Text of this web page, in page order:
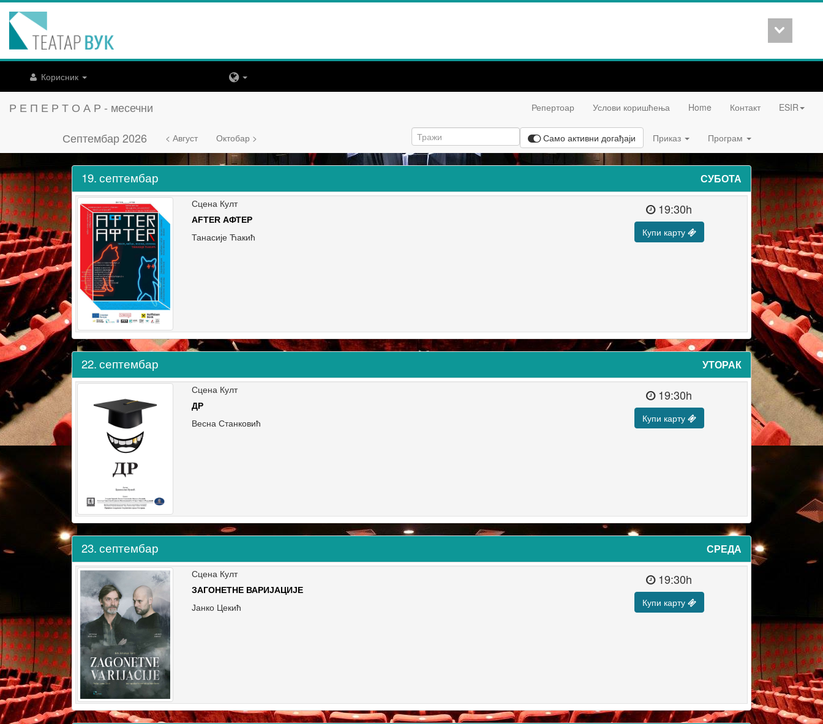
Корисник
Р Е П Е Р Т О А Р - месечни Репертоар Услови коришћења Home Контакт ESIR
Септембар 2026 < Август Октобар > Само активни догађаји Приказ Програм
19.септембар СУБОТА
Сцена Култ
AFTER АФТЕР
Танасије Ћакић
19:30h
Купи карту
22.септембар УТОРАК
Сцена Култ
ДР
Весна Станковић
19:30h
Купи карту
23.септембар СРЕДА
Сцена Култ
ЗАГОНЕТНЕ ВАРИЈАЦИЈЕ
Јанко Цекић
19:30h
Купи карту